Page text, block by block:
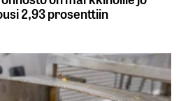
2,93 prosenttiin